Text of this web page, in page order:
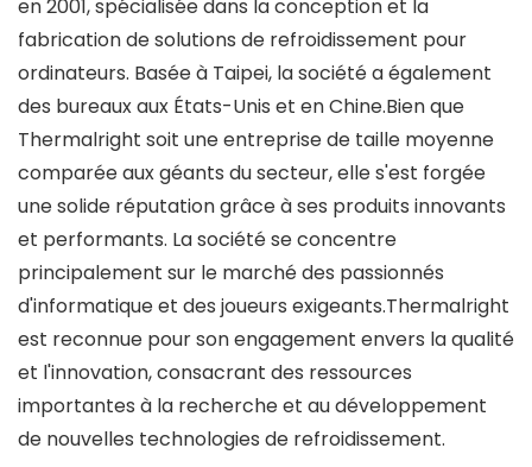
en 2001, spécialisée dans la conception et la
fabrication de solutions de refroidissement pour
ordinateurs. Basée à Taipei, la société a également
des bureaux aux États-Unis et en Chine.Bien que
Thermalright soit une entreprise de taille moyenne
comparée aux géants du secteur, elle s'est forgée
une solide réputation grâce à ses produits innovants
et performants. La société se concentre
principalement sur le marché des passionnés
d'informatique et des joueurs exigeants.Thermalright
est reconnue pour son engagement envers la qualité
et l'innovation, consacrant des ressources
importantes à la recherche et au développement
de nouvelles technologies de refroidissement.